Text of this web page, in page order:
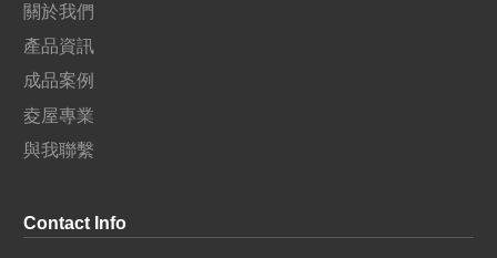
關於我們
產品資訊
成品案例
夌屋專業
與我聯繫
Contact Info